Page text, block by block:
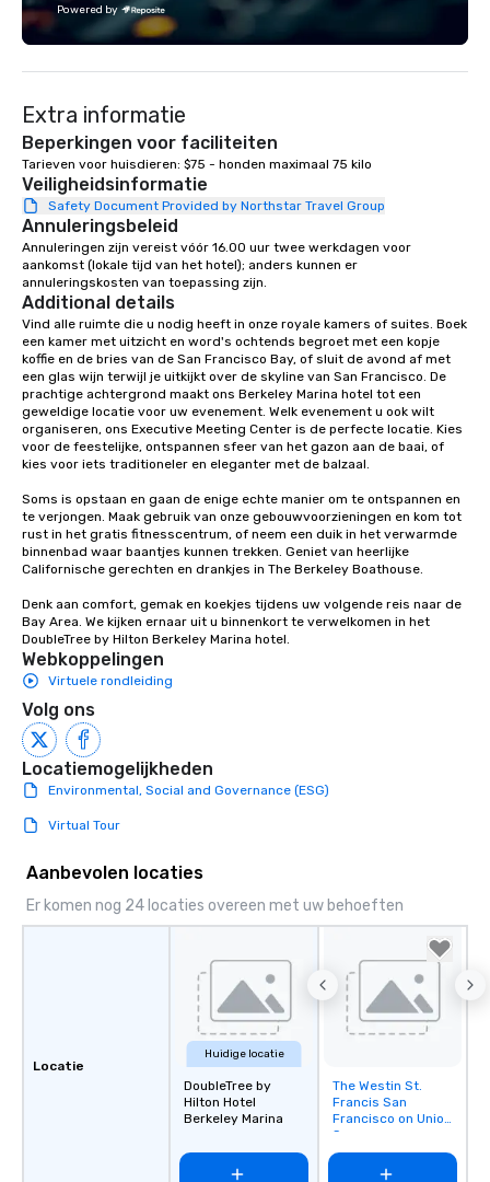
connection, boost engagement, and
leave participants with new skills
programs, birthday parties,
anniversary celebrations, rehearsal
dinners, holiday events, client
entertainment, and virtual team
connections. We handle everything
from ingredient sourcing to
instruction, making your event
planning seamless.
seniority, and
Powered by
Extra informatie
Beperkingen voor faciliteiten
Tarieven voor huisdieren: $75 - honden maximaal 75 kilo
Veiligheidsinformatie
Safety Document Provided by Northstar Travel Group
Annuleringsbeleid
Annuleringen zijn vereist vóór 16.00 uur twee werkdagen voor
aankomst (lokale tijd van het hotel); anders kunnen er
annuleringskosten van toepassing zijn.
Additional details
Vind alle ruimte die u nodig heeft in onze royale kamers of suites. Boek
een kamer met uitzicht en word's ochtends begroet met een kopje
koffie en de bries van de San Francisco Bay, of sluit de avond af met
een glas wijn terwijl je uitkijkt over de skyline van San Francisco. De
prachtige achtergrond maakt ons Berkeley Marina hotel tot een
geweldige locatie voor uw evenement. Welk evenement u ook wilt
organiseren, ons Executive Meeting Center is de perfecte locatie. Kies
voor de feestelijke, ontspannen sfeer van het gazon aan de baai, of
kies voor iets traditioneler en eleganter met de balzaal.
Soms is opstaan en gaan de enige echte manier om te ontspannen en
te verjongen. Maak gebruik van onze gebouwvoorzieningen en kom tot
rust in het gratis fitnesscentrum, of neem een duik in het verwarmde
binnenbad waar baantjes kunnen trekken. Geniet van heerlijke
Californische gerechten en drankjes in The Berkeley Boathouse.
Denk aan comfort, gemak en koekjes tijdens uw volgende reis naar de
Bay Area. We kijken ernaar uit u binnenkort te verwelkomen in het
DoubleTree by Hilton Berkeley Marina hotel.
Webkoppelingen
Virtuele rondleiding
Volg ons
Locatiemogelijkheden
Environmental, Social and Governance (ESG)
Virtual Tour
Aanbevolen locaties
Er komen nog 24 locaties overeen met uw behoeften
Locatie
Huidige locatie
DoubleTree by
Hilton Hotel
Berkeley Marina
Removed from
favorites
The Westin St.
Francis San
Francisco on Union
Square